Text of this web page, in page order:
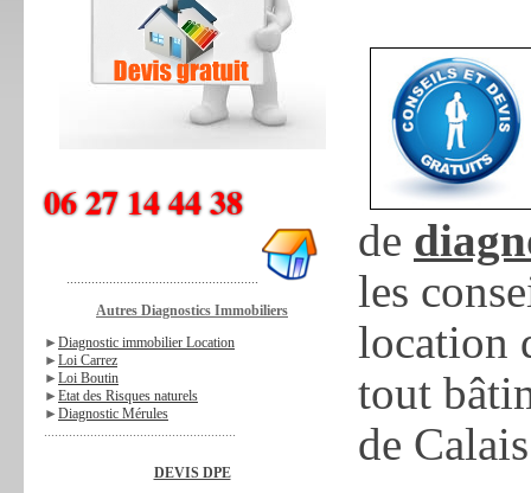
06 27 14 44 38
......................................................
Autres Diagnostics Immobiliers
► Diagnostic immobilier Location
► Loi Carrez
► Loi Boutin
► Etat des Risques naturels
► Diagnostic Mérules
......................................................
DEVIS DPE
de
les
location
tout
de